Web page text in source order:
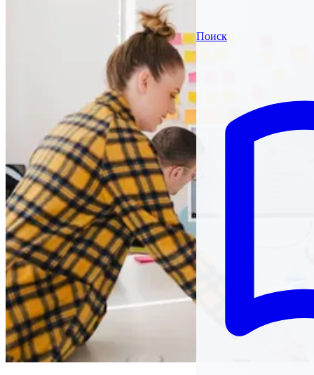
Поиск